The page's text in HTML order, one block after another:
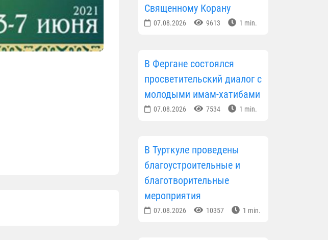
Священному Корану
07.08.2026 9613 1 min.
В Фергане состоялся
просветительский диалог с
молодыми имам-хатибами
07.08.2026 7534 1 min.
В Турткуле проведены
благоустроительные и
благотворительные
мероприятия
07.08.2026 10357 1 min.